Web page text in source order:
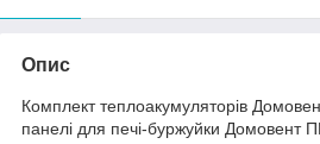
Опис
Комплект теплоакумуляторів
панелі для печі-буржуйки